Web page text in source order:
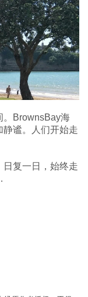
。BrownsBay海
谧。人们开始走
复一日，始终走